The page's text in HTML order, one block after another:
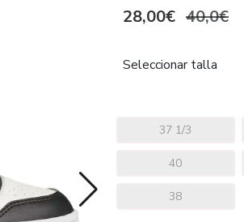
28,00€ 40,0€
Seleccionar talla
37 1/3
40
38